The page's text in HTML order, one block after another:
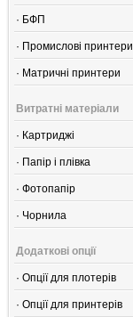
· БФП
· Промислові принтери
· Матричні принтери
Витратні матеріали
· Картриджі
· Папір і плівка
· Фотопапір
· Чорнила
Додаткові опції
· Опції для плотерів
· Опції для принтерів